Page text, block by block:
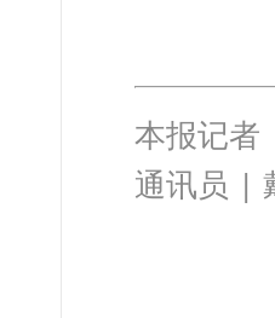
本报记者
通讯员 |